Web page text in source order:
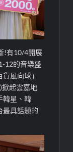
!有10/4開展
12的音樂盛
貨風向球」
掀起雲嘉地
韓星、韓
最具話題的